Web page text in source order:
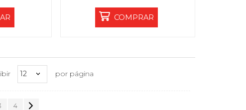
COMPRAR
12 por página
4